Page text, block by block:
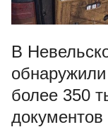
В
более 350
документов